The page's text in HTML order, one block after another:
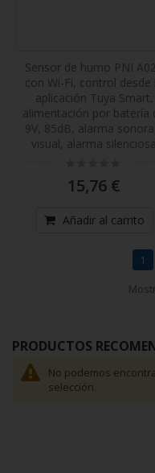
Sensor de humo PNI
con Wi-Fi, control desde
aplicación Tuya Smart,
alimentación por batería
9V, 85dB, alarma
visual, alarma silenciosa
15,76 €
Añadir al carrito
1
PRODUCTOS
No podemos
selección.